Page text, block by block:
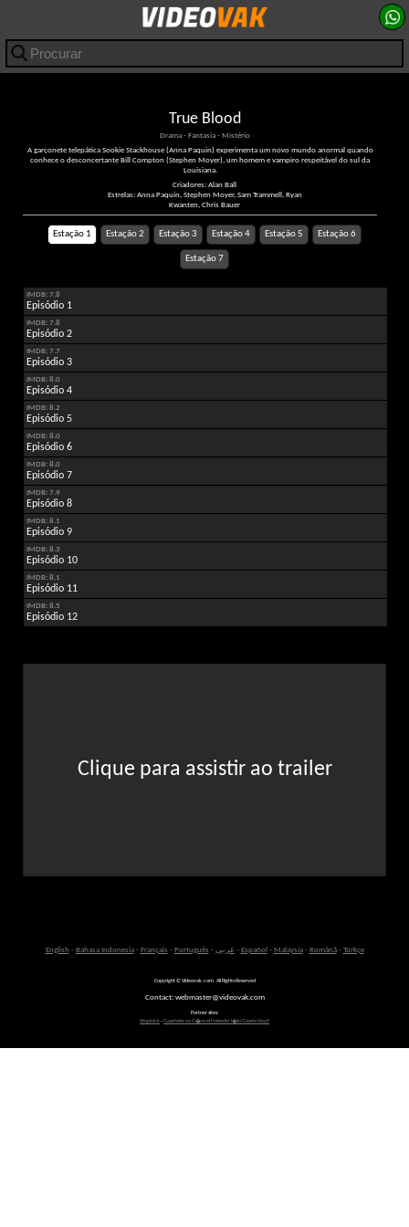
True Blood
Drama - Fantasia - Mistério
A garçonete telepática Sookie Stackhouse (Anna Paquin) experimenta um novo mundo anormal quando
conhece o desconcertante Bill Compton (Stephen Moyer), um homem e vampiro respeitável do sul da
Louisiana.
Criadores: Alan Ball
Estrelas: Anna Paquin, Stephen Moyer, Sam Trammell, Ryan
Kwanten, Chris Bauer
Estação 1 Estação 2 Estação 3 Estação 4 Estação 5 Estação 6
Estação 7
IMDB: 7.8
Episódio 1
IMDB: 7.8
Episódio 2
IMDB: 7.7
Episódio 3
IMDB: 8.0
Episódio 4
IMDB: 8.2
Episódio 5
IMDB: 8.0
Episódio 6
IMDB: 8.0
Episódio 7
IMDB: 7.9
Episódio 8
IMDB: 8.1
Episódio 9
IMDB: 8.3
Episódio 10
IMDB: 8.1
Episódio 11
IMDB: 8.5
Episódio 12
Clique para assistir ao trailer
English - Bahasa Indonesia- Français - Português - عربى- Español - Malaysia- Română- Türkçe
Copyright © Videovak.com. All Rights Reserved
Contact: webmaster@videovak.com
Partner sites:
Waptrick-Gazeteler ve G�ncel Haberler i�in Gazete Keyfi